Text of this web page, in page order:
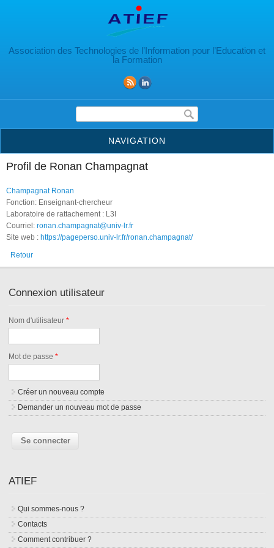
Association des Technologies de l’Information pour l’Education et
la Formation
Formulaire de recherche
NAVIGATION
Profil de Ronan Champagnat
Champagnat Ronan
Fonction: Enseignant-chercheur
Laboratoire de rattachement : L3I
Courriel: ronan.champagnat@univ-lr.fr
Site web : https://pageperso.univ-lr.fr/ronan.champagnat/
Retour
Connexion utilisateur
Nom d'utilisateur*
Mot de passe*
Créer un nouveau compte
Demander un nouveau mot de passe
ATIEF
Qui sommes-nous ?
Contacts
Comment contribuer ?